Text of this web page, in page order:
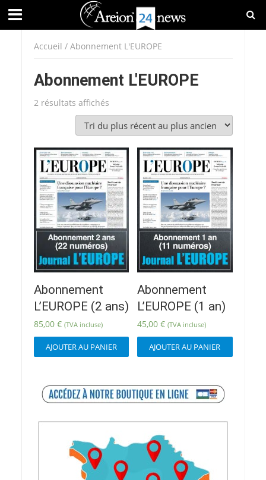
Accueil / Abonnement L'EUROPE
Abonnement L'EUROPE
2 résultats affichésTrié
du
plus
récent
au
plus
ancien
Abonnement
L’EUROPE (2 ans)
85,00 € (TVA incluse)
AJOUTER AU PANIER
Abonnement
L’EUROPE (1 an)
45,00 € (TVA incluse)
AJOUTER AU PANIER